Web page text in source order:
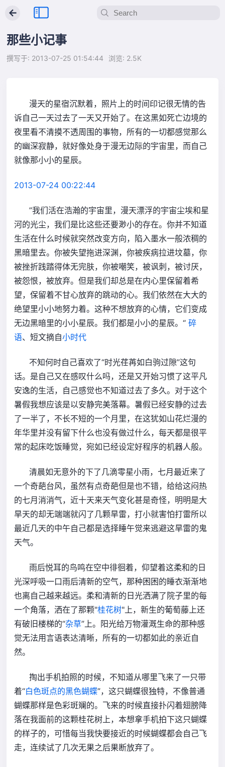
←
那些小记事
撰写于: 2013-07-25 01:54:44 浏览: 2.5K
漫天的星宿沉默着，照片上的时间印记很无情的告
诉自己一天过去了一天又开始了。在这黑如死亡边境的
夜里看不清摸不透周围的事物，所有的一切都感觉那么
的幽深寂静，就好像处身于漫无边际的宇宙里，而自己
就像那小小的星辰。
2013-07-24 00:22:44
”我们活在浩瀚的宇宙里，漫天漂浮的宇宙尘埃和星
河的光尘，我们是比这些还要渺小的存在。你并不知道
生活在什么时候就突然改变方向，陷入墨水一般浓稠的
黑暗里去。你被失望拖进深渊，你被疾病拉进坟墓，你
被挫折践踏得体无完肤，你被嘲笑，被讽刺，被讨厌，
被怨恨，被放弃。但是我们却总是在内心里保留着希
望，保留着不甘心放弃的跳动的心。我们依然在大大的
绝望里小小地努力着。这种不想放弃的心情，它们变成
无边黑暗里的小小星辰。我们都是小小的星辰。“ 碎
语、短文摘自小时代
不知何时自己喜欢了“时光荏苒如白驹过隙”这句
话。是自己又在感叹什么吗，还是又开始习惯了这平凡
安逸的生活，自己感觉也不知道过去了多久。对于这个
暑假我想应该是以安静完美落幕。暑假已经安静的过去
了一半了，不长不短的一个月里，在这犹如山花烂漫的
年华里并没有留下什么也没有做过什么，每天都是很平
常的起床吃饭睡觉，宛如已经设定好程序的机器人般。
清晨如无意外的下了几滴零星小雨，七月最近来了
一个奇葩台风，虽然有点奇葩但是也不错，给给这闷热
的七月消消气，近十天来天气变化甚是奇怪，明明是大
旱天的却无端端就闪了几颗旱雷，打小就害怕打雷所以
最近几天的中午自己都是选择睡午觉来逃避这旱雷的鬼
天气。
雨后悦耳的鸟鸣在空中徘徊着，仰望着这柔和的日
光深呼吸一口雨后清新的空气，那种困困的睡衣渐渐地
也离自己越来越远。柔和清新的日光洒满了院子里的每
一个角落，洒在了那颗"桂花树"上，新生的葡萄藤上还
有破旧楼梯的“杂草”上。阳光给万物灌溉生命的那种感
觉无法用言语表达清晰，所有的一切都如此的亲近自
然。
掏出手机拍照的时候，不知道从哪里飞来了一只带
着“白色斑点的黑色蝴蝶”，这只蝴蝶很独特，不像普通
蝴蝶那样是色彩斑斓的。飞来的时候直接扑闪着翅膀降
落在我面前的这颗桂花树上，本想拿手机拍下这只蝴蝶
的样子的，可惜每当我快要接近的时候蝴蝶都会自己飞
走，连续试了几次无果之后果断放弃了。